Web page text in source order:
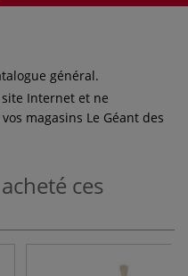
général.
Internet et ne
magasins Le Géant des
ces